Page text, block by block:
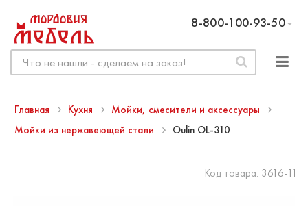
8-800-100-93-50
Главная Кухня
Мойки, смесители и аксессуары
Мойки из нержавеющей стали
Oulin OL-310
Код товара: 3616-11